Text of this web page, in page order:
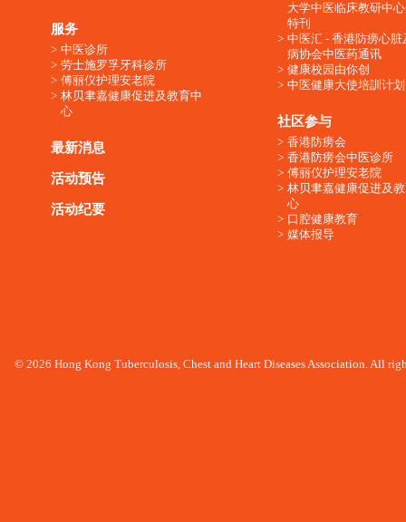
服务
中医诊所
劳士施罗孚牙科诊所
傅丽仪护理安老院
林贝聿嘉健康促进及教育中
心
最新消息
活动预告
活动纪要
大学中医临床教研中
特刊
中医汇 - 香港防痨心脏
病协会中医药通讯
健康校园由你创
中医健康大使培訓计划
社区参与
香港防痨会
香港防痨会中医诊所
傅丽仪护理安老院
林贝聿嘉健康促进及
心
口腔健康教育
媒体报导
© 2026 Hong Kong Tuberculosis, Chest and Heart Diseases Association. All